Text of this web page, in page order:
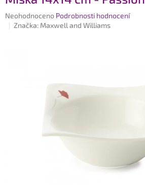
Průměrné
hodnocení
Neohodnoceno Podrobnosti hodnocení
Značka: Maxwell and Williams